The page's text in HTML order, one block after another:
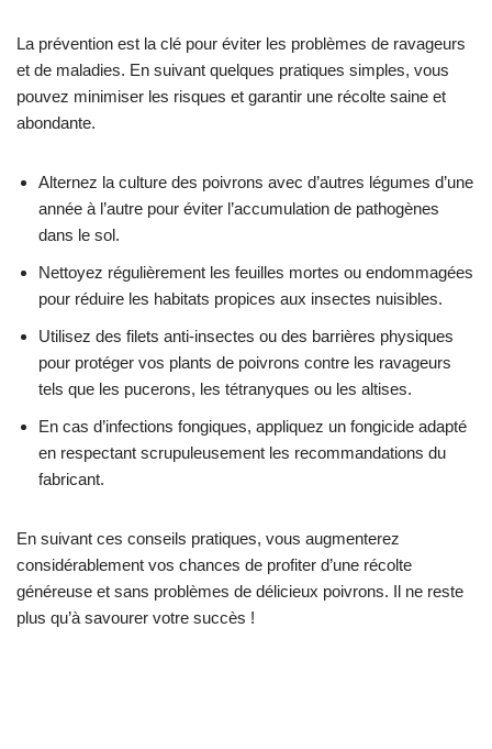
La prévention est la clé pour éviter les problèmes de ravageurs
et de maladies. En suivant quelques pratiques simples, vous
pouvez minimiser les risques et garantir une récolte saine et
abondante.
Alternez la culture des poivrons avec d’autres légumes d’une
année à l’autre pour éviter l’accumulation de pathogènes
dans le sol.
Nettoyez régulièrement les feuilles mortes ou endommagées
pour réduire les habitats propices aux insectes nuisibles.
Utilisez des filets anti-insectes ou des barrières physiques
pour protéger vos plants de poivrons contre les ravageurs
tels que les pucerons, les tétranyques ou les altises.
En cas d’infections fongiques, appliquez un fongicide adapté
en respectant scrupuleusement les recommandations du
fabricant.
En suivant ces conseils pratiques, vous augmenterez
considérablement vos chances de profiter d’une récolte
généreuse et sans problèmes de délicieux poivrons. Il ne reste
plus qu’à savourer votre succès !